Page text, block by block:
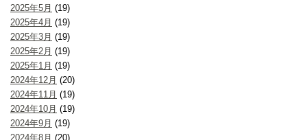
2025年5月 (19)
2025年4月 (19)
2025年3月 (19)
2025年2月 (19)
2025年1月 (19)
2024年12月 (20)
2024年11月 (19)
2024年10月 (19)
2024年9月 (19)
2024年8月 (20)